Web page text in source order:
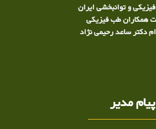
و توانبخشی ایران
همکاران طب فیزیکی
دکتر ساعد رحیمی نژاد
پیام مدیر